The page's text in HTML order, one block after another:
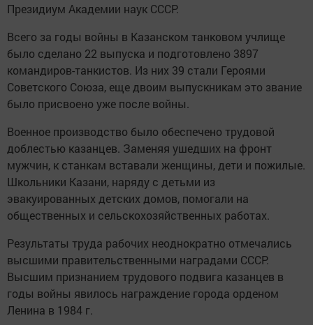
Президиум Академии наук СССР.
Всего за годы войны в Казанском танковом учлище
было сделано 22 выпуска и подготовлено 3897
командиров-танкистов. Из них 39 стали Героями
Советского Союза, еще двоим выпускникам это звание
было присвоено уже после войны.
Военное производство было обеспечено трудовой
доблестью казанцев. Заменяя ушедших на фронт
мужчин, к станкам вставали женщины, дети и пожилые.
Школьники Казани, наряду с детьми из
эвакуированных детских домов, помогали на
общественных и сельскохозяйственных работах.
Результаты труда рабочих неоднократно отмечались
высшими правительственными наградами СССР.
Высшим признанием трудового подвига казанцев в
годы войны явилось награждение города орденом
Ленина в 1984 г.